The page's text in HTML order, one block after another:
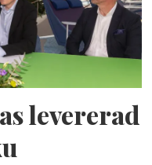
levererad